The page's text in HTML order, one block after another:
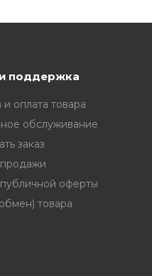
поддержка
и оплата товара
обслуживание
заказ
оферты
товара